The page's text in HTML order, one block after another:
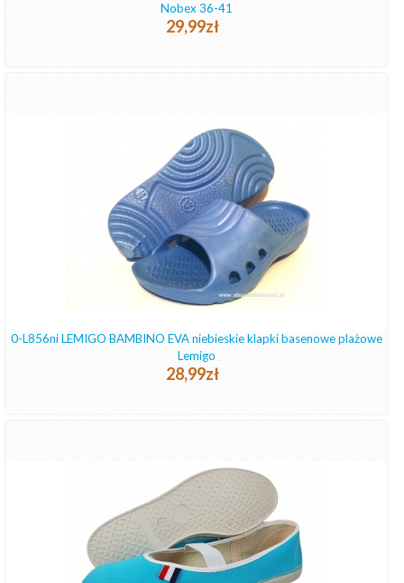
Nobex 36-41
29,99zł
0-L856ni LEMIGO BAMBINO EVA niebieskie klapki basenowe plażowe
Lemigo
28,99zł